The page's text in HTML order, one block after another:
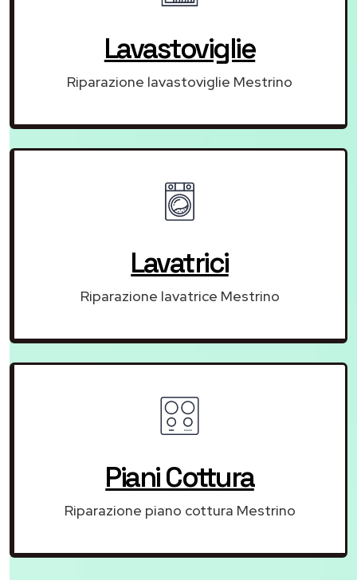
Lavastoviglie
Riparazione lavastoviglie Mestrino
Lavatrici
Riparazione lavatrice Mestrino
Piani Cottura
Riparazione piano cottura Mestrino